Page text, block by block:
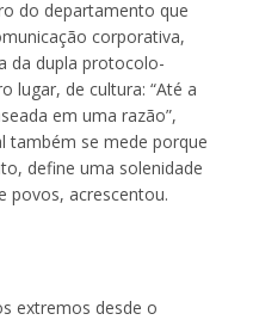
do departamento que
corporativa,
da dupla protocolo-
lugar, de cultura: “Até a
em uma razão”,
também se mede porque
define uma solenidade
povos, acrescentou.
extremos desde o